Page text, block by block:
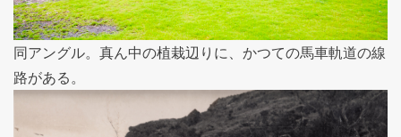
同アングル。真ん中の植栽辺りに、かつての馬車軌道の線
路がある。